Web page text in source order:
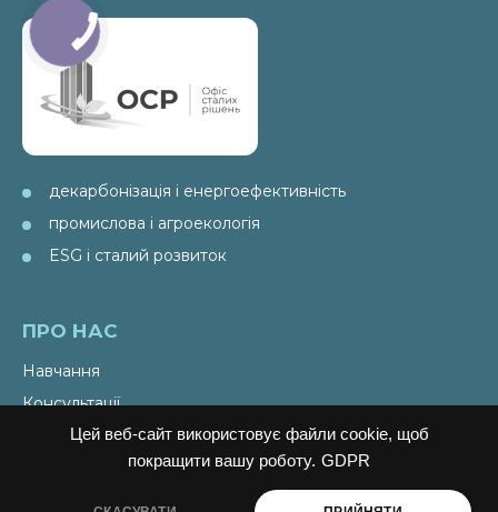
Цей веб-сайт використовує файли cookie, щоб
покращити вашу роботу. GDPR
декарбонізація і енергоефективність
промислова і агроекологія
ESG і сталий розвиток
ПРО НАС
Навчання
Консультації
Послуги
Спецпроекти